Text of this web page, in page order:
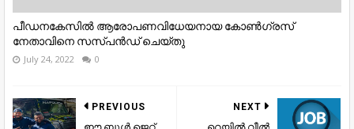
പീഡനകേസിൽ ആരോപണവിധേയനായ കോൺഗ്രസ്
നേതാവിനെ സസ്പൻഡ് ചെയ്തു
July 24, 2022 0
NEXT
PREVIOUS